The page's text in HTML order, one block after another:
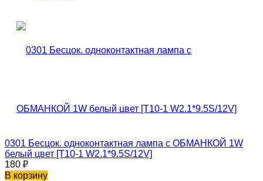
0301 Бесцок. одноконтактная лампа с ОБМАНКОЙ 1W
белый цвет [T10-1 W2.1*9.5S/12V]
180 ₽
В корзину